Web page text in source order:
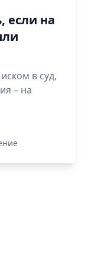
если на
в суд,
– на